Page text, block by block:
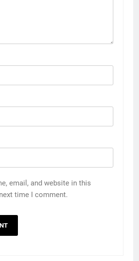
email, and website in this
time I comment.